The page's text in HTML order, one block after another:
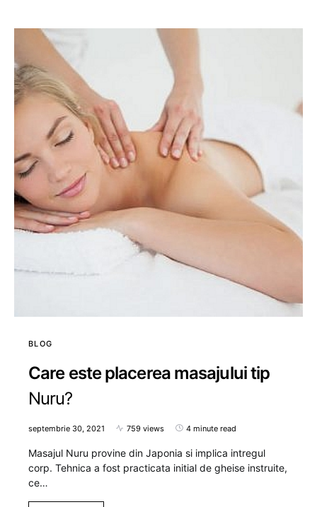
BLOG
Care este placerea masajului tip
Nuru?
septembrie 30, 2021 759 views 4 minute read
Masajul Nuru provine din Japonia si implica intregul
corp. Tehnica a fost practicata initial de gheise instruite,
ce…